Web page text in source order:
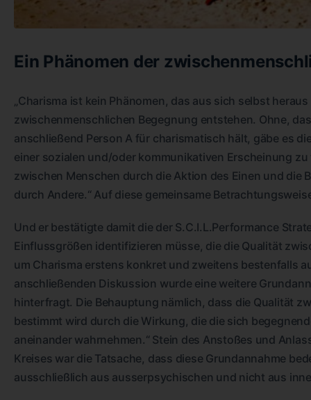
Ein Phänomen der
„Charisma ist kein Phänomen, das aus sich selbst
zwischenmenschlichen Begegnung entstehen. Ohne,
anschließend Person A für charismatisch hält, gäbe es
einer sozialen und/oder kommunikativen Erscheinung
zwischen Menschen durch die Aktion des Einen und die
durch Andere.“ Auf diese gemeinsame
Und er bestätigte damit die der S.C.I.L.Performance
Einflussgrößen identifizieren müsse, die die Qualität
um Charisma erstens konkret und zweitens bestenfalls
anschließenden Diskussion wurde eine weitere
hinterfragt. Die Behauptung nämlich, dass die Qualität
bestimmt wird durch die Wirkung, die die sich
aneinander wahrnehmen.“ Stein des Anstoßes und
Kreises war die Tatsache, dass diese Grundannahme
ausschließlich aus ausserpsychischen und nicht aus